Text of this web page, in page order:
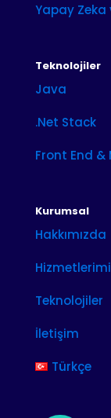
Yapay Zeka
Teknolojiler
Java
.Net Stack
Front End &
Kurumsal
Hakkımızda
Teknolojiler
İletişim
Türkçe